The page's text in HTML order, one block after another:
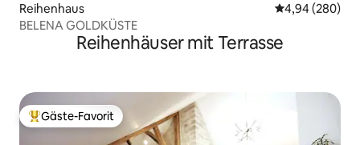
Reihenhaus
4,94 (280)
BELENA GOLDKÜSTE
Reihenhäuser mit Terrasse
Beliebter Gäste-Favorit.
Gäste-Favorit